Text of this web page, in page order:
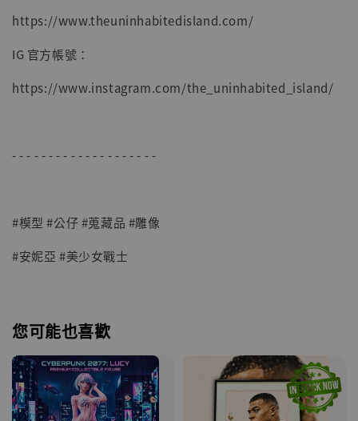
NT$ 4,980
加入購物車
https://www.theuninhabitedisland.com/
IG 官方帳號：
https://www.instagram.com/the_uninhabited_island/
- - - - - - - - - - - - - - - - - - - -
#模型 #公仔 #蒐藏品 #雕像
#安妮亞 #美少女戰士
您可能也喜歡